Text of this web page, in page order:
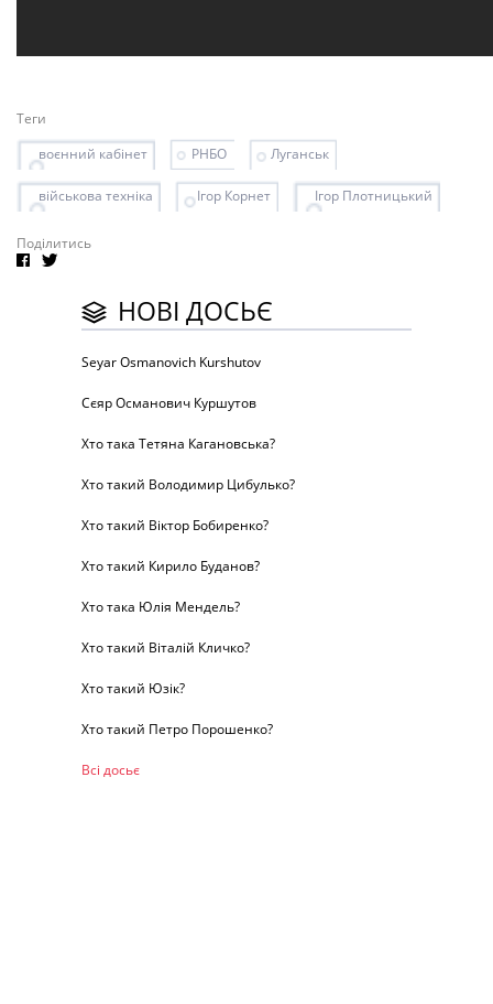
Теги
воєнний кабінет
РНБО Луганськ
військова техніка Ігор Корнет Ігор Плотницький
Поділитись
НОВІ ДОСЬЄ
Seyar Osmanovich Kurshutov
Сєяр Османович Куршутов
Хто така Тетяна Кагановська?
Хто такий Володимир Цибулько?
Хто такий Віктор Бобиренко?
Хто такий Кирило Буданов?
Хто така Юлія Мендель?
Хто такий Віталій Кличко?
Хто такий Юзік?
Хто такий Петро Порошенко?
Всі досьє